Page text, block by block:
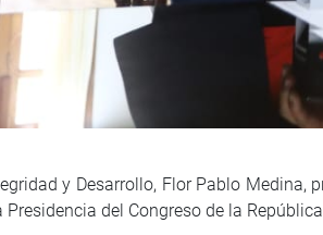
y Desarrollo, Flor Pablo
del Congreso de la